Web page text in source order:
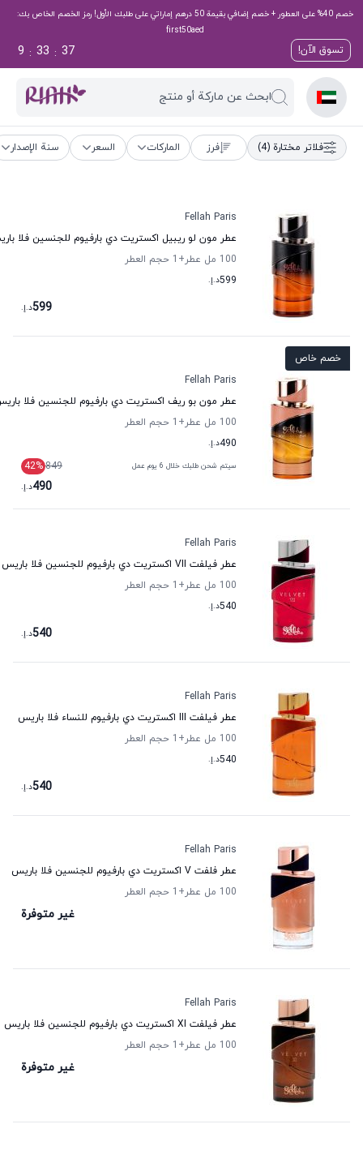
خصم 40% على العطور + خصم إضافي بقيمة 50 درهم إماراتي على طلبك الأول! رمز الخصم الخاص بك:
first50aed
تسوق الآن! 37
:
33
:
9
ابحث عن ماركة أو منتج
فلاتر مختارة (4) فرز الماركات السعر سنة الإصدار
Fellah Paris
عطر مون لو ريبيل اكستريت دي بارفيوم للجنسين فلا
100 مل عطر
+1
حجم العطر
599د.إ.
599د.إ.
خصم خاص
Fellah Paris
عطر مون بو ريف اكستريت دي بارفيوم للجنسين فلا
100 مل عطر
+1
حجم العطر
490د.إ.
سيتم شحن طلبك خلال 6 يوم عمل 849
42%
490د.إ.
Fellah Paris
عطر فيلفت VII اكستريت دي بارفيوم للجنسين فلا باريس
100 مل عطر
+1
حجم العطر
540د.إ.
540د.إ.
Fellah Paris
عطر فيلفت III اكستريت دي بارفيوم للنساء فلا باريس
100 مل عطر
+1
حجم العطر
540د.إ.
540د.إ.
Fellah Paris
عطر فلفت V اكستريت دي بارفيوم للجنسين فلا باريس
100 مل عطر
+1 حجم العطر
غير متوفرة
Fellah Paris
عطر فيلفت XI اكستريت دي بارفيوم للجنسين فلا باريس
100 مل عطر
+1 حجم العطر
غير متوفرة